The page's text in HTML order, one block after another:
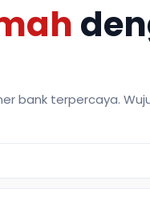
bank terpercaya.